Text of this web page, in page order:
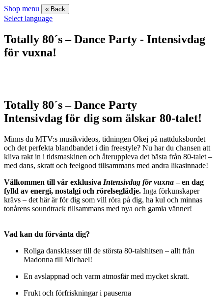
Shop menu « Back
Select language
Totally 80´s – Dance Party - Intensivdag
för vuxna!
Totally 80´s – Dance Party
Intensivdag för dig som älskar 80-talet!
Minns du MTV:s musikvideos, tidningen Okej på nattduksbordet
och det perfekta blandbandet i din freestyle? Nu har du chansen att
kliva rakt in i tidsmaskinen och återuppleva det bästa från 80-talet –
med dans, skratt och feelgood tillsammans med andra likasinnade!
Välkommen till vår exklusiva Intensivdag för vuxna– en dag
fylld av energi, nostalgi och rörelseglädje. Inga förkunskaper
krävs – det här är för dig som vill röra på dig, ha kul och minnas
tonårens soundtrack tillsammans med nya och gamla vänner!
Vad kan du förvänta dig?
Roliga dansklasser till de största 80-talshitsen – allt från
Madonna till Michael!
En avslappnad och varm atmosfär med mycket skratt.
Frukt och förfriskningar i pauserna